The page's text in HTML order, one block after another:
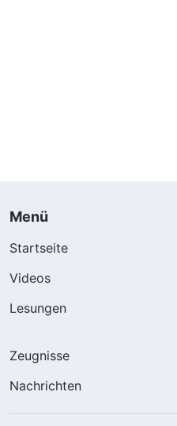
Menü
Startseite
Videos
Lesungen
Zeugnisse
Nachrichten